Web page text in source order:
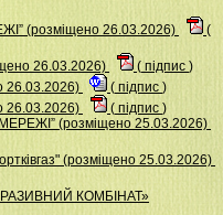
(розміщено 26.03.2026)
(
26.03.2026)
( підпис )
26.03.2026)
( підпис )
( підпис )
(розміщено 25.03.2026)
(розміщено 25.03.2026)
КОМБІНАТ»